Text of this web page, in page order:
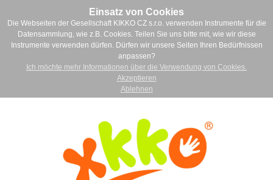
Einsatz von Cookies
Die Webseiten der Gesellschaft KIKKO CZ s.r.o. verwenden Instrumente für die
Datensammlung, wie z.B. Cookies. Teilen Sie uns bitte mit, wie wir diese
Instrumente verwenden dürfen. Dürfen wir unsere Seiten Ihren Bedürfnissen
anpassen?
Ich möchte mehr Informationen über die Verwendung von Cookies.
Akzeptieren
Ablehnen